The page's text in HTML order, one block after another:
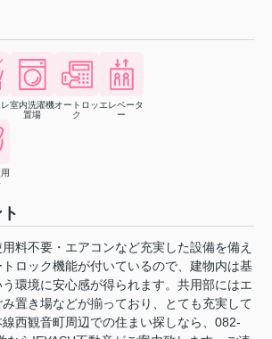
室内洗濯機
置場
オートロッ
ク
エレベータ
ー
料不要・エアコンなど充実した設備を備え
ロック機能が付いているので、建物内は基
環境に安心感が得られます。共用部にはエ
置き場などが揃っており、とても充実して
西観音町周辺での住まい探しなら、082-